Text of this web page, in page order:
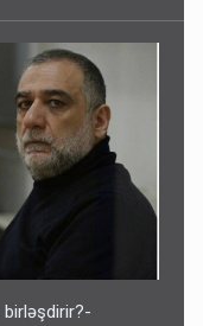
birləşdirir?-